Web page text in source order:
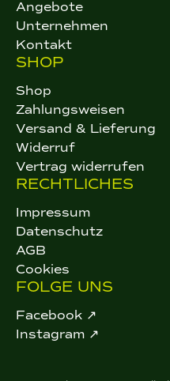
Angebote
Unternehmen
Kontakt
SHOP
Shop
Zahlungsweisen
Versand & Lieferung
Widerruf
Vertrag widerrufen
RECHTLICHES
Impressum
Datenschutz
AGB
Cookies
FOLGE UNS
Facebook ↗
Instagram ↗